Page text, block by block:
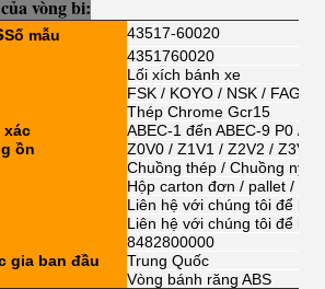
vòng bi:
Số mẫu
43517-60020
4351760020
Lối xích bánh xe
FSK / KOYO / NSK / FAG /
Thép Chrome Gcr15
xác
ABEC-1 đến ABEC-9 P0 /
ồn
Z0V0 / Z1V1 / Z2V2 / Z3V3
Chuồng thép / Chuồng nylon
Hộp carton đơn / pallet / vỏ
Liên hệ với chúng tôi để biết
Liên hệ với chúng tôi để biết
8482800000
gia ban đầu
Trung Quốc
Vòng bánh răng ABS